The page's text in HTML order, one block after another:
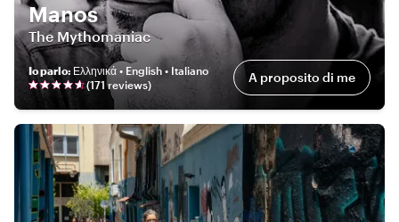
Manos
The Mythomaniac
Io parlo: Ελληνικά • English • Italiano
(171 reviews) A proposito di me